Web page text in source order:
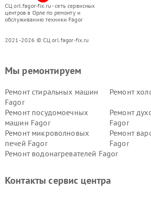
СЦ orl.fagor-fix.ru - сеть сервисных
центров в Орле по ремонту и
обслуживанию техники Fagor
2021-2026 © СЦ orl.fagor-fix.ru
Мы ремонтируем
Ремонт стиральных машин
Fagor
Ремонт
Ремонт посудомоечных
машин Fagor
Ремонт
Fagor
Ремонт микроволновых
печей Fagor
Ремонт
Fagor
Ремонт водонагревателей Fagor
Контакты сервис центра